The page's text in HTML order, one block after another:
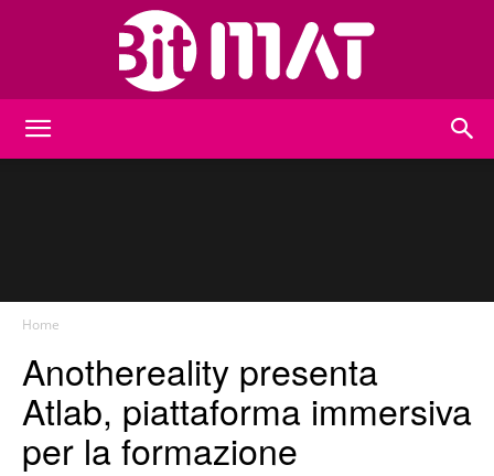
Home
Anothereality presenta
Atlab, piattaforma immersiva
per la formazione